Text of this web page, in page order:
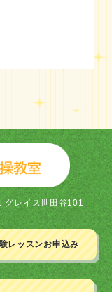
グレイス世田谷101
レッスンお申込み